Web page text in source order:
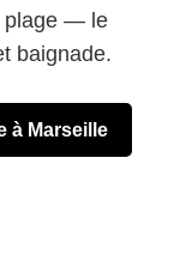
plage — le
baignade.
à Marseille